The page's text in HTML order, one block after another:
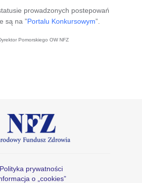
prowadzonych postepowań
są na ”Portalu Konkursowym”.
Pomorskiego OW NFZ
Polityka prywatności
o „cookies”